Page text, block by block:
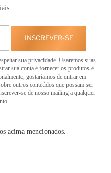
INSCREVER-SE
sua privacidade. Usaremos suas
sua conta e fornecer os produtos e
gostaríamos de entrar em
outros conteúdos que possam ser
se de nosso mailing a qualquer
acima mencionados.